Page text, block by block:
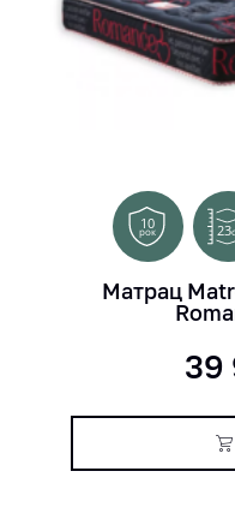
10
рок 23
Матрац
39